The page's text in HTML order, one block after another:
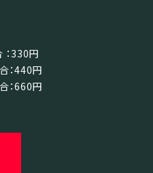
330円
：440円
：660円